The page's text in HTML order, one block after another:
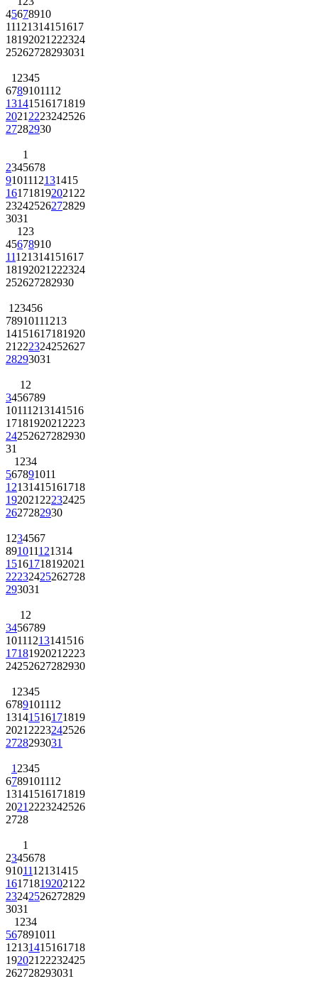
45678910
11121314151617
18192021 222324
25262728293031
1 2345
6789101112
13141516171819
2021 2223242526
27282930
1
2345678
9101112131415
161718192021 22
23242526272829
3031
1 23
45678910
11121314151617
18192021 222324
252627282930
1 23456
78910111213
14151617181920
21 222324252627
28293031
1 2
3456789
10111213141516
1718192021 2223
24252627282930
31
1 234
567891011
12131415161718
192021 22232425
2627282930
1 234567
891011121314
15161718192021
22232425262728
293031
1 2
3456789
10111213141516
1718192021 2223
24252627282930
1 2345
6789101112
13141516171819
2021 2223242526
2728293031
1 2345
6789101112
13141516171819
2021 2223242526
2728
1
2345678
9101112131415
161718192021 22
23242526272829
3031
1 234
567891011
12131415161718
192021 22232425
262728293031